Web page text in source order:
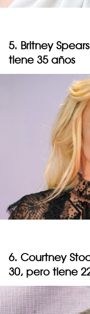
5. Britney
tiene 35 años
6. Courtney
30, pero tiene